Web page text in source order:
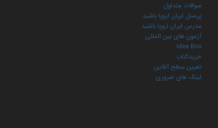
سوالات متداول
پرسنل ایران اروپا باشید
مدرس ایران اروپا باشید
آزمون های بین المللی
Idea Box
خریدکتاب
تعیین سطح آنلاین
لینک های ضروری